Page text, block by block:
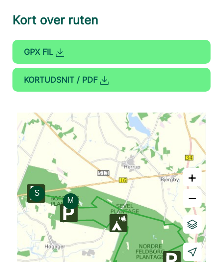
Kort over ruten
GPX FIL
KORTUDSNIT / PDF
+
–